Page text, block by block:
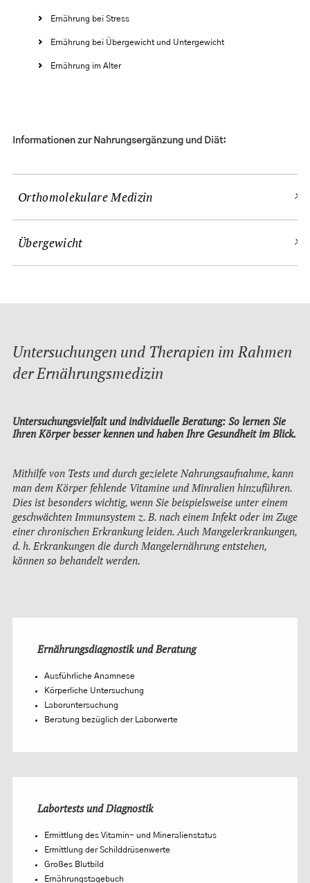
Ernährung bei Stress
Ernährung bei Übergewicht und Untergewicht
Ernährung im Alter
Informationen zur Nahrungsergänzung und Diät:
Orthomolekulare Medizin
Übergewicht
Untersuchungen und Therapien im Rahmen
der Ernährungsmedizin
Untersuchungsvielfalt und individuelle Beratung: So lernen Sie
Ihren Körper besser kennen und haben Ihre Gesundheit im Blick.
Mithilfe von Tests und durch gezielete Nahrungsaufnahme, kann
man dem Körper fehlende Vitamine und Minralien hinzuführen.
Dies ist besonders wichtig, wenn Sie beispielsweise unter einem
geschwächten Immunsystem z. B. nach einem Infekt oder im Zuge
einer chronischen Erkrankung leiden. Auch Mangelerkrankungen,
d. h. Erkrankungen die durch Mangelernährung entstehen,
können so behandelt werden.
Ernährungsdiagnostik und Beratung
Ausführliche Anamnese
Körperliche Untersuchung
Laboruntersuchung
Beratung bezüglich der Laborwerte
Labortests und Diagnostik
Ermittlung des Vitamin- und Mineralienstatus
Ermittlung der Schilddrüsenwerte
Großes Blutbild
Ernährungstagebuch